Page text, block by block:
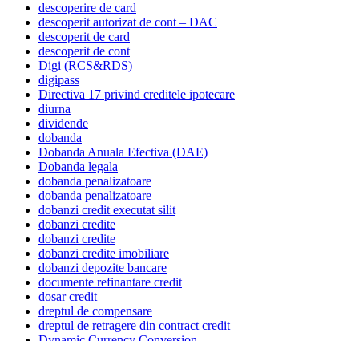
descoperire de card
descoperit autorizat de cont – DAC
descoperit de card
descoperit de cont
Digi (RCS&RDS)
digipass
Directiva 17 privind creditele ipotecare
diurna
dividende
dobanda
Dobanda Anuala Efectiva (DAE)
Dobanda legala
dobanda penalizatoare
dobanda penalizatoare
dobanzi credit executat silit
dobanzi credite
dobanzi credite
dobanzi credite imobiliare
dobanzi depozite bancare
documente refinantare credit
dosar credit
dreptul de compensare
dreptul de retragere din contract credit